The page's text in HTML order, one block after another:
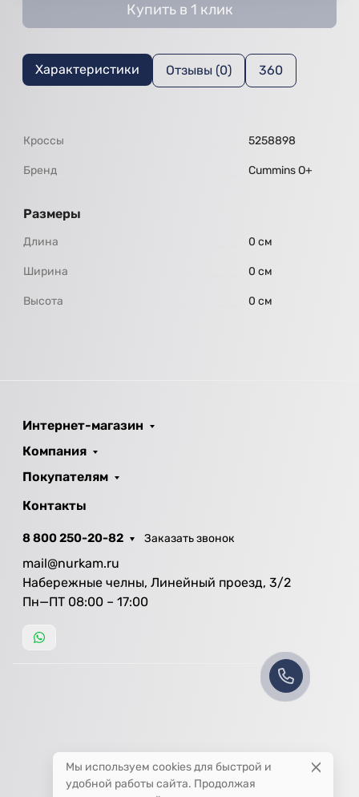
Купить в 1 клик
Характеристики Отзывы (0) 360
Кроссы 5258898
Бренд Cummins O+
Размеры
Длина 0 см
Ширина 0 см
Высота 0 см
Интернет-магазин
Компания
Покупателям
Контакты
8 800 250-20-82 Заказать звонок
mail@nurkam.ru
Набережные челны, Линейный проезд, 3/2
Пн—ПТ 08:00 – 17:00
Мы используем cookies для быстрой и
удобной работы сайта. Продолжая